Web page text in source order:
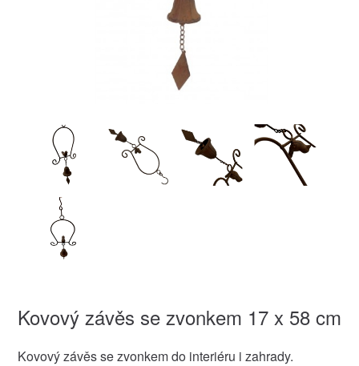
Kovový závěs se zvonkem 17 x 58 cm
Kovový závěs se zvonkem do interiéru i zahrady.